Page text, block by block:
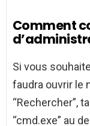
Comment
Si vous
faudra ouvrir le
“Rechercher”,
“cmd.exe” au